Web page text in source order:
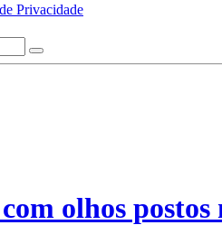
Privacidade
olhos